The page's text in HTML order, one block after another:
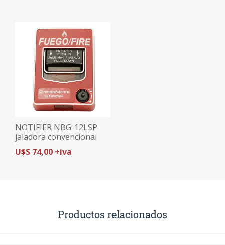
NOTIFIER NBG-12LSP
jaladora convencional
U$S 74,00 +iva
Productos relacionados